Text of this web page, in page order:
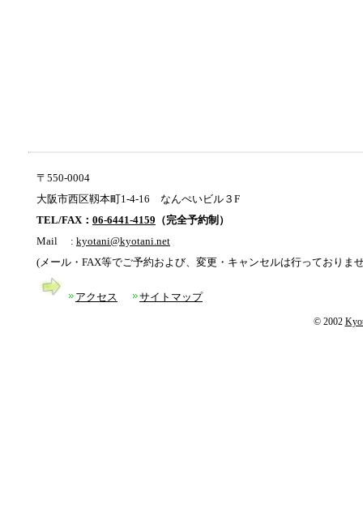
〒550-0004
大阪市西区靱本町1-4-16 なんぺいビル３F
TEL/FAX： 06-6441-4159 （完全予約制）
Mail : kyotani@kyotani.net
(メール・FAX等でご予約および、変更・キャンセルは行っておりま
アクセス サイトマップ
© 2002